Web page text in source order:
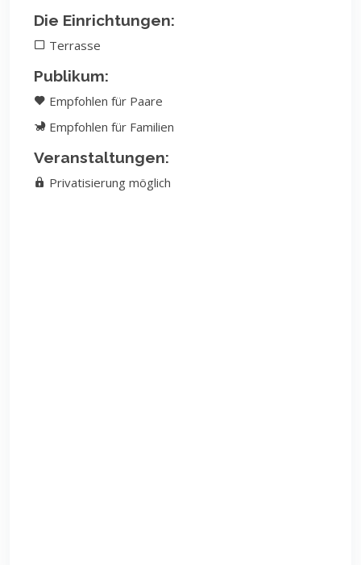
Die Einrichtungen:
Terrasse
Publikum:
Empfohlen für Paare
Empfohlen für Familien
Veranstaltungen:
Privatisierung möglich